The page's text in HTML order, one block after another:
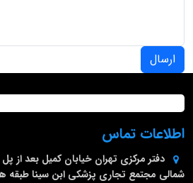
ارسال
اطلاعات تماس
دفتر مرکزی تهران خیابان کمیل بعد از
شمالی مجتمع تجاری پزشکی ابن سینا طبقه